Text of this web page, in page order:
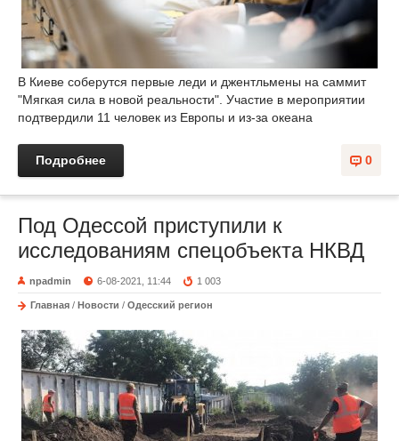
В Киеве соберутся первые леди и джентльмены на саммит
"Мягкая сила в новой реальности". Участие в мероприятии
подтвердили 11 человек из Европы и из-за океана
0
Подробнее
Под Одессой приступили к
исследованиям спецобъекта НКВД
npadmin 6-08-2021, 11:44 1 003
Главная / Новости / Одесский регион